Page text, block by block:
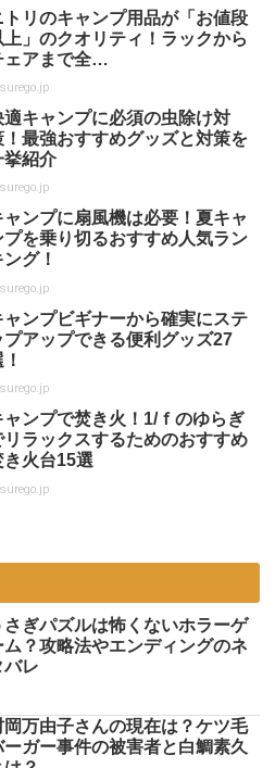
トリのキャンプ用品が「お値段
上」のクオリティ！ラックから
ェアまで全…
適キャンプに必須の虫除け対
！最強おすすめグッズと対策を
挙紹介
ャンプに扇風機は必要！夏キャ
プを乗り切るおすすめ人気ラン
ング！
ャンプビギナーから確実にステ
プアップできる便利グッズ27
ャンプで焚き火！1/ｆのゆらぎ
リラックスするためのおすすめ
き火台15選
さぎパズルは怖くないホラーゲ
ム？攻略法やエンディングのネ
バレ
岡万由子さんの現在は？ケツ毛
ーガー事件の被害者と白鯛素久